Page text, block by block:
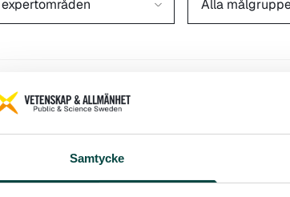
Samtycke
Pressmeddelande
ELEVER SÖKES TILL
JORDHÄLSA